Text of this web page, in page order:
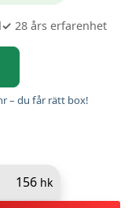
✓ 28 års erfarenhet
– du får rätt box!
156 hk